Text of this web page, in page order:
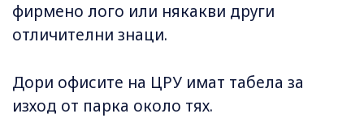
фирмено лого или някакви други
отличителни знаци.
Дори офисите на ЦРУ имат табела за
изход от парка около тях.